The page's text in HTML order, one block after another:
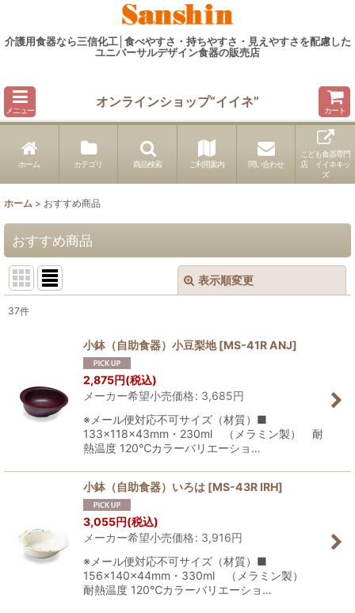
介護用食器なら三信化工│食べやすさ・持ちやすさ・見えやすさを配慮した
ユニバーサルデザイン食器の販売店
メニュー
オンラインショップ“イイネ”
カート
ホーム カテゴリ 商品検索 ご利用案内 問い合わせ
こども食器専門
店 イイネキッ
ズ
ホーム > おすすめ商品
おすすめ商品
表示順変更
37件
小鉢（自助食器）小豆梨地 [MS-41R ANJ]
2,875円(税込)
メーカー希望小売価格: 3,685円
※メール便対応不可サイズ（材質）■
133×118×43mm・230ml （メラミン製） 耐
熱温度 120℃カラーバリエーショ…
小鉢（自助食器）いろは [MS-43R IRH]
3,055円(税込)
メーカー希望小売価格: 3,916円
※メール便対応不可サイズ（材質）■
156×140×44mm・330ml （メラミン製）
耐熱温度 120℃カラーバリエーショ…